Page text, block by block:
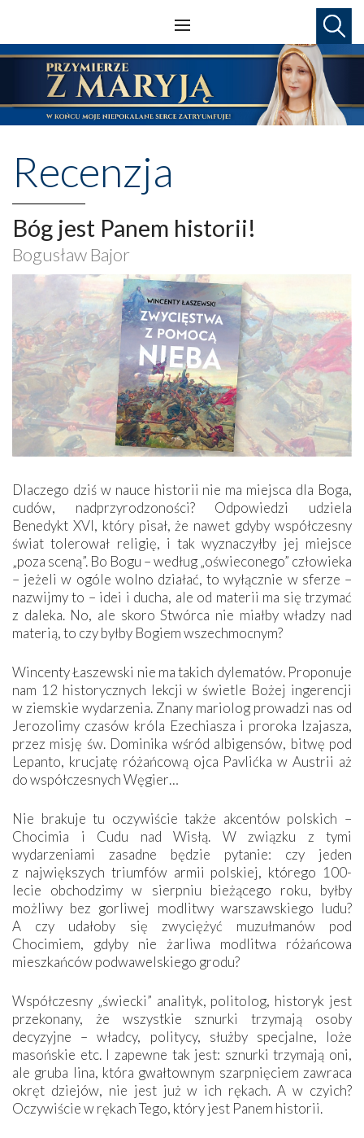
Recenzja
Bóg jest Panem historii!
Bogusław Bajor
Dlaczego dziś w nauce historii nie ma miejsca dla Boga,
cudów, nadprzyrodzoności? Odpowiedzi udziela
Benedykt XVI, który pisał, że nawet gdyby współczesny
świat tolerował religię, i tak wyznaczyłby jej miejsce
„poza sceną”. Bo Bogu – według „oświeconego” człowieka
– jeżeli w ogóle wolno działać, to wyłącznie w sferze –
nazwijmy to – idei i ducha, ale od materii ma się trzymać
z daleka. No, ale skoro Stwórca nie miałby władzy nad
materią, to czy byłby Bogiem wszechmocnym?
Wincenty Łaszewski nie ma takich dylematów. Proponuje
nam 12 historycznych lekcji w świetle Bożej ingerencji
w ziemskie wydarzenia. Znany mariolog prowadzi nas od
Jerozolimy czasów króla Ezechiasza i proroka Izajasza,
przez misję św. Dominika wśród albigensów, bitwę pod
Lepanto, krucjatę różańcową ojca Pavlićka w Austrii aż
do współczesnych ­Węgier…
Nie brakuje tu oczywiście także akcentów polskich –
Chocimia i Cudu nad Wisłą. W związku z tymi
wydarzeniami zasadne będzie pytanie: czy jeden
z największych triumfów armii polskiej, którego 100-
lecie obchodzimy w sierpniu bieżącego roku, byłby
możliwy bez gorliwej modlitwy warszawskiego ludu?
A czy udałoby się zwyciężyć muzułmanów pod
Chocimiem, gdyby nie żarliwa modlitwa różańcowa
mieszkańców podwawelskiego grodu?
Współczesny „świecki” analityk, politolog, historyk jest
przekonany, że wszystkie sznurki trzymają osoby
decyzyjne – władcy, politycy, służby specjalne, loże
masońskie etc. I zapewne tak jest: sznurki trzymają oni,
ale gruba lina, która gwałtownym szarpnięciem zawraca
okręt dziejów, nie jest już w ich rękach. A w czyich?
Oczywiście w rękach Tego, który jest Panem historii.